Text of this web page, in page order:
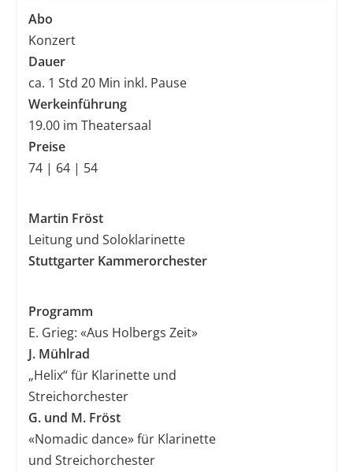
Abo
Konzert
Dauer
ca. 1 Std 20 Min inkl. Pause
Werkeinführung
19.00 im Theatersaal
Preise
​​​​​​​74 | 64 | 54
Martin Fröst
Leitung und Soloklarinette
Stuttgarter Kammerorchester
Programm
E. Grieg: «Aus Holbergs Zeit»
J. Mühlrad
„Helix“ für Klarinette und
Streichorchester
G. und M. Fröst
«Nomadic dance» für Klarinette
und Streichorchester